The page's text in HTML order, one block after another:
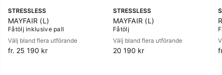
STRESSLESS
MAYFAIR (L)
Fåtölj inklusive pall
Välj bland flera utförande
fr. 25 190 kr
STRESSLESS
MAYFAIR (L)
Fåtölj
Välj bland flera utförande
20 190 kr